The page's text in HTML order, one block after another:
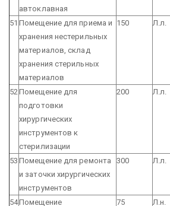
автоклавная
51 Помещение для приема и
хранения нестерильных
материалов, склад
хранения стерильных
материалов
150 Л.л.
52 Помещение для
подготовки
хирургических
инструментов к
стерилизации
200 Л.л.
53 Помещение для ремонта
и заточки хирургических
инструментов
300 Л.л.
54Помещение 75 Л.н.